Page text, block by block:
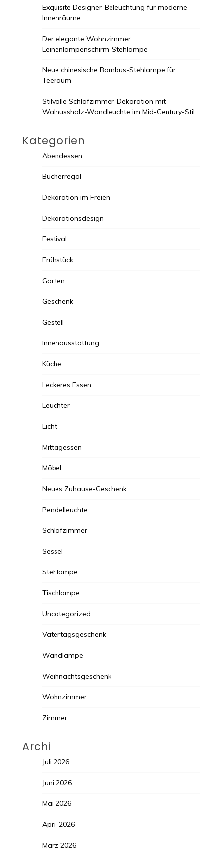
Exquisite Designer-Beleuchtung für moderne
Innenräume
Der elegante Wohnzimmer
Leinenlampenschirm-Stehlampe
Neue chinesische Bambus-Stehlampe für
Teeraum
Stilvolle Schlafzimmer-Dekoration mit
Walnussholz-Wandleuchte im Mid-Century-Stil
Kategorien
Abendessen
Bücherregal
Dekoration im Freien
Dekorationsdesign
Festival
Frühstück
Garten
Geschenk
Gestell
Innenausstattung
Küche
Leckeres Essen
Leuchter
Licht
Mittagessen
Möbel
Neues Zuhause-Geschenk
Pendelleuchte
Schlafzimmer
Sessel
Stehlampe
Tischlampe
Uncategorized
Vatertagsgeschenk
Wandlampe
Weihnachtsgeschenk
Wohnzimmer
Zimmer
Archi
Juli 2026
Juni 2026
Mai 2026
April 2026
März 2026